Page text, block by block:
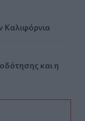
Καλιφόρνια
και η